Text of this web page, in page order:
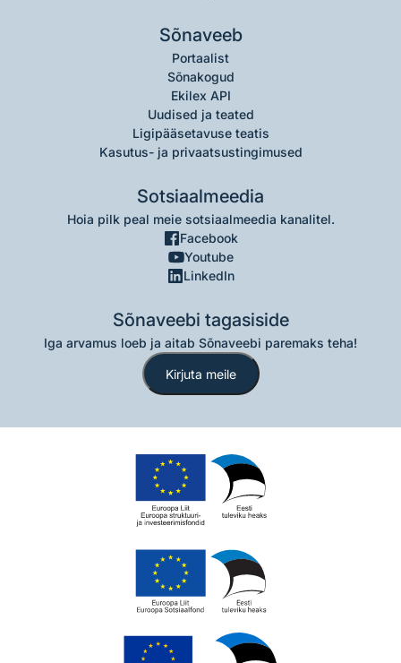
Sõnaveeb
Portaalist
Sõnakogud
Ekilex API
Uudised ja teated
Ligipääsetavuse teatis
Kasutus- ja privaatsustingimused
Sotsiaalmeedia
Hoia pilk peal meie sotsiaalmeedia kanalitel.
Facebook
Youtube
LinkedIn
Sõnaveebi tagasiside
Iga arvamus loeb ja aitab Sõnaveebi paremaks teha!
Kirjuta meile